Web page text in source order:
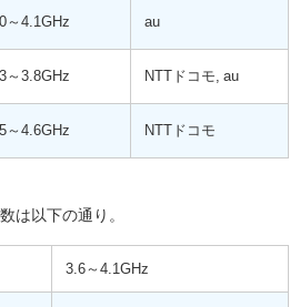
～4.1GHz au
～3.8GHz NTTドコモ, au
～4.6GHz NTTドコモ
は以下の通り。
3.6～4.1GHz